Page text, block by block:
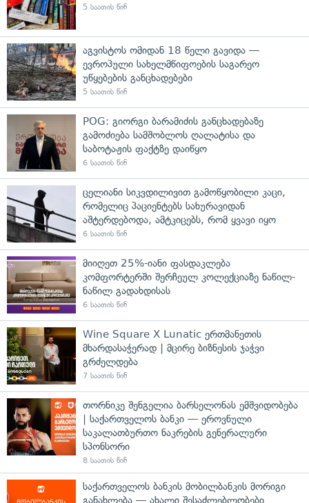
5 საათის წინ
აგვისტოს ომიდან 18 წელი გავიდა —
ევროპული სახელმწიფოების საგარეო
უწყებების განცხადებები
5 საათის წინ
POG: გიორგი ბარამიძის განცხადებაზე
გამოძიება სამშობლოს ღალატისა და
საბოტაჟის ფაქტზე დაიწყო
6 საათის წინ
ცელიანი სიკვდილივით გამოწყობილი კაცი,
რომელიც პაციენტებს სახურავიდან
აშტერდებოდა, ამტკიცებს, რომ ყვავი იყო
6 საათის წინ
მიიღეთ 25%-იანი ფასდაკლება
კომფორტერში შერჩეულ კოლექციაზე ნაწილ-
ნაწილ გადახდისას
6 საათის წინ
Wine Square X Lunatic ერთმანეთის
მხარდასაჭერად | მცირე ბიზნესის ჯაჭვი
გრძელდება
7 საათის წინ
თორნიკე შენგელია ბარსელონას ემშვიდობება
| საქართველოს ბანკი — ეროვნული
საკალათბურთო ნაკრების გენერალური
სპონსორი
8 საათის წინ
საქართველოს ბანკის მობილბანკის მორიგი
განახლება — ახალი შესაძლებლობები